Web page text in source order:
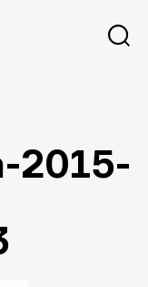
2015-